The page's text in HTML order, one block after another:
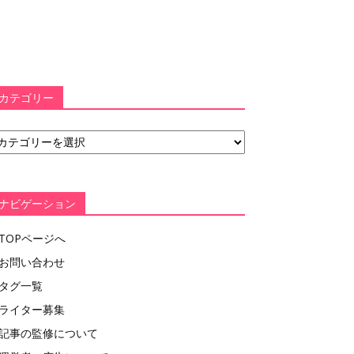
カテゴリー
ビゲーション
TOPページへ
お問い合わせ
タグ一覧
ライター募集
事の監修について